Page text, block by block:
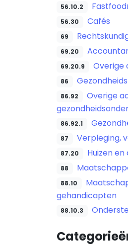
56.10.2
56.30 Cafés
69
69.20
69.20.9 Overige
86
86.92
Overige
86.92.1
87 Verpleging,
87.20 Huizen
88
88.10
gehandicapten
88.10.3